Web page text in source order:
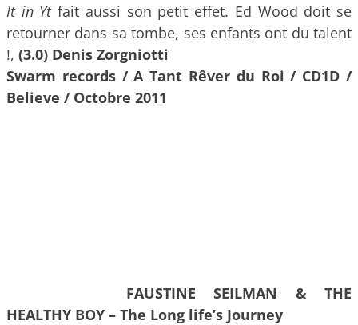
It in Ytfait aussi son petit effet. Ed Wood doit se
retourner dans sa tombe, ses enfants ont du talent
!, (3.0) Denis Zorgniotti
Swarm records / A Tant Rêver du Roi / CD1D /
Believe / Octobre 2011
FAUSTINE SEILMAN & THE
HEALTHY BOY – The Long life’s Journey